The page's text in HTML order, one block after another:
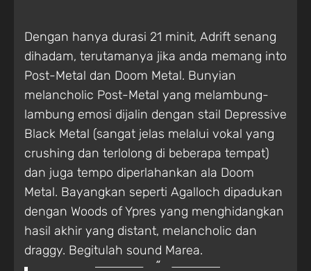
Dengan hanya durasi 21 minit, Adrift senang
dihadam, terutamanya jika anda memang into
Post-Metal dan Doom Metal. Bunyian
melancholic Post-Metal yang melambung-
lambung emosi dijalin dengan stail Depressive
Black Metal (sangat jelas melalui vokal yang
crushing dan terlolong di beberapa tempat)
dan juga tempo diperlahankan ala Doom
Metal. Bayangkan seperti Agalloch dipadukan
dengan Woods of Ypres yang menghidangkan
hasil akhir yang distant, melancholic dan
draggy. Begitulah sound Marea.